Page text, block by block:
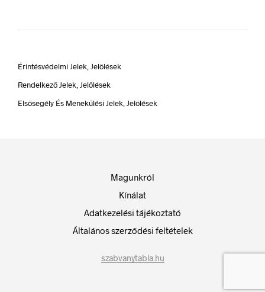
Érintésvédelmi Jelek, Jelölések
Rendelkező Jelek, Jelölések
Elsősegély És Menekülési Jelek, Jelölések
Magunkról
Kínálat
Adatkezelési tájékoztató
Általános szerződési feltételek
szabvanytabla.hu